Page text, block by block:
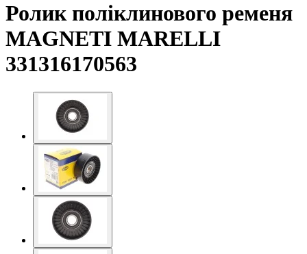
Ролик поліклинового ременя
MAGNETI MARELLI
331316170563